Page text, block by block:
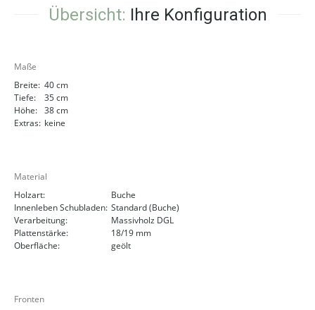
Übersicht: Ihre Konfiguration
Maße
Breite: 40 cm
Tiefe:
35 cm
Höhe: 38 cm
Extras: keine
Material
Holzart:
Buche
Innenleben Schubladen: Standard (Buche)
Verarbeitung:
Massivholz DGL
Plattenstärke:
18/19 mm
Oberfläche:
geölt
Fronten